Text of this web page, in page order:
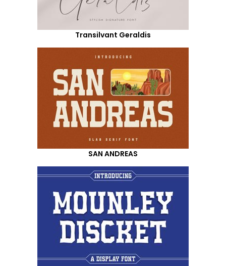
Transilvant Geraldis
SAN ANDREAS